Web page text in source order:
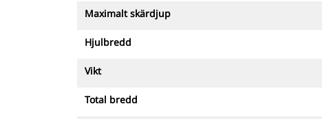
Maximalt skärdjup
Hjulbredd
Vikt
Total bredd